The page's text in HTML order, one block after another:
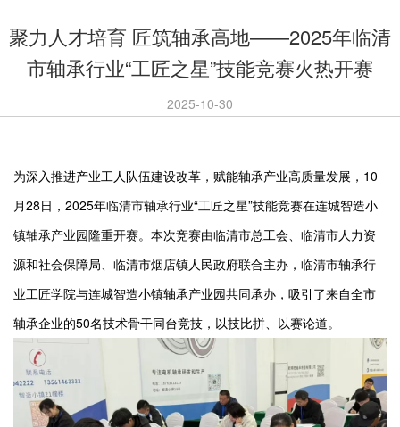
聚力人才培育 匠筑轴承高地——2025年临清
市轴承行业“工匠之星”技能竞赛火热开赛
2025-10-30
为深入推进产业工人队伍建设改革，赋能轴承产业高质量发展，10
月28日，2025年临清市轴承行业“工匠之星”技能竞赛在连城智造小
镇轴承产业园隆重开赛。本次竞赛由临清市总工会、临清市人力资
源和社会保障局、临清市烟店镇人民政府联合主办，临清市轴承行
业工匠学院与连城智造小镇轴承产业园共同承办，吸引了来自全市
轴承企业的50名技术骨干同台竞技，以技比拼、以赛论道。